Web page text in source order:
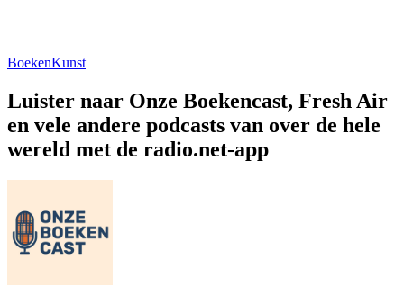
BoekenKunst
Luister naar Onze Boekencast, Fresh Air
en vele andere podcasts van over de hele
wereld met de radio.net-app